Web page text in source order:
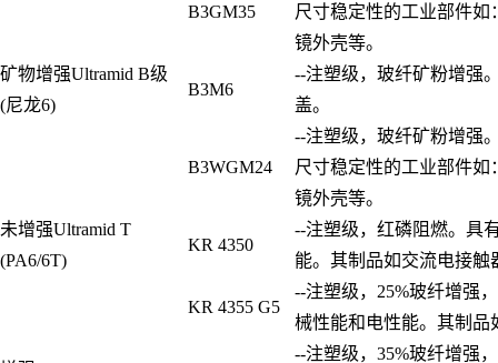
矿物增强Ultramid B级
(尼龙6)
B3GM35
尺寸稳定性的工业部件
镜外壳等。
B3M6
--注塑级，玻纤矿粉增强
盖。
B3WGM24
--注塑级，玻纤矿粉增强
尺寸稳定性的工业部件
镜外壳等。
未增强Ultramid T
(PA6/6T)
KR 4350
--注塑级，红磷阻燃。具
能。其制品如交流电接触
KR 4355 G5
--注塑级，25%玻纤增强
械性能和电性能。其制品
--注塑级，35%玻纤增强